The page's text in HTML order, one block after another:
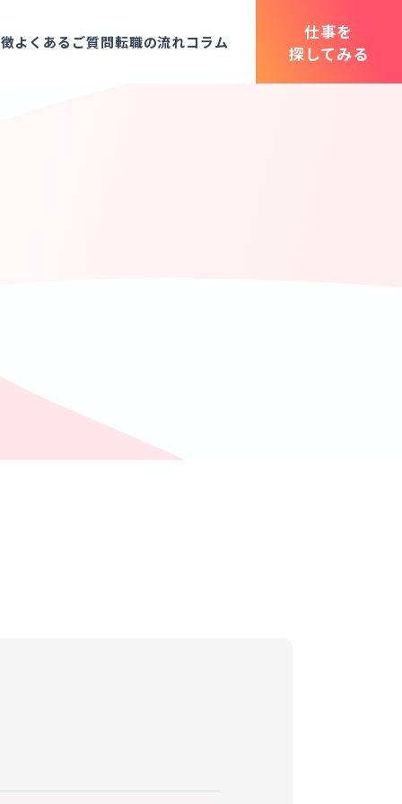
よくあるご質問転職の流れコラム
仕事を
探してみる